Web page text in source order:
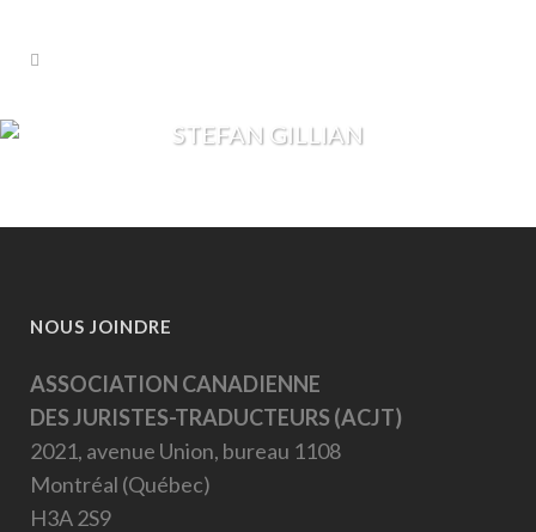
STEFAN GILLIAN
NOUS JOINDRE
ASSOCIATION CANADIENNE
DES JURISTES-TRADUCTEURS (ACJT)
2021, avenue Union, bureau 1108
Montréal (Québec)
H3A 2S9